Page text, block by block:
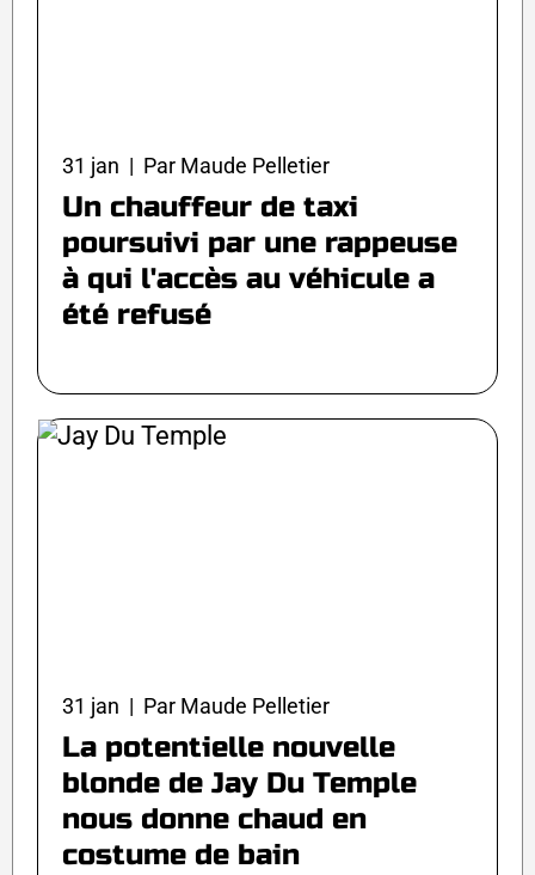
31 jan | Par Maude Pelletier
Un chauffeur de taxi
poursuivi par une rappeuse
à qui l'accès au véhicule a
été refusé
31 jan | Par Maude Pelletier
La potentielle nouvelle
blonde de Jay Du Temple
nous donne chaud en
costume de bain